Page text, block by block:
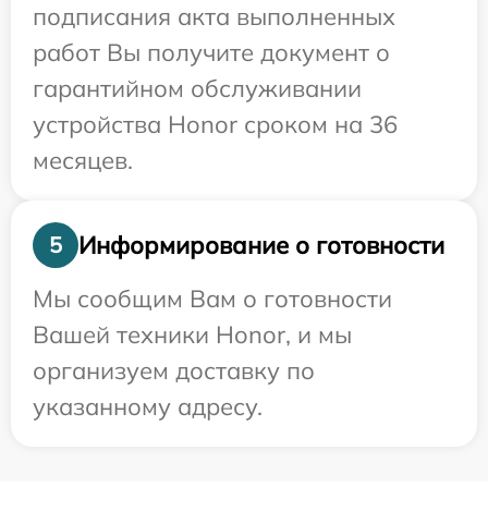
подписания акта выполненных
работ Вы получите документ о
гарантийном обслуживании
устройства Honor сроком на 36
месяцев.
5
Информирование о готовности
Мы сообщим Вам о готовности
Вашей техники Honor, и мы
организуем доставку по
указанному адресу.